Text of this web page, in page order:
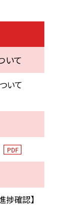
いて
いて
PDF
捗確認】